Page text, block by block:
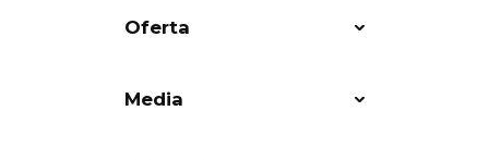
Oferta
Media